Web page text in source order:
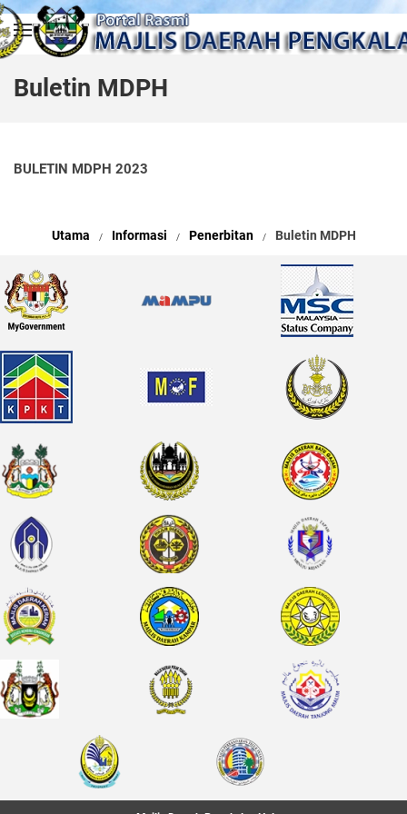
Skip to main content
Buletin MDPH
BULETIN MDPH 2023
Utama Informasi Penerbitan Buletin MDPH